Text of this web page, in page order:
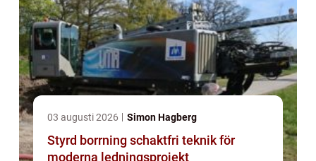
03 augusti 2026 Simon Hagberg
Styrd borrning schaktfri teknik för
moderna ledningsprojekt